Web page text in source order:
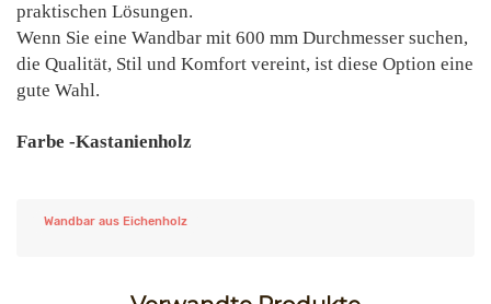
praktischen Lösungen.
Wenn Sie eine Wandbar mit 600 mm Durchmesser suchen,
die Qualität, Stil und Komfort vereint, ist diese Option eine
gute Wahl.
Farbe -Kastanienholz
Wandbar aus Eichenholz